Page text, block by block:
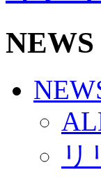
観戦ル
Jリーグ
写真・
SCHEDULE
2026/27
練習見
TICKET
奈良ク
奈良
観戦
NEWS
リ